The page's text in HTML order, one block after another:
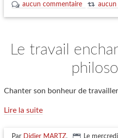
aucun commentaire
aucun
Chanter son bonheur de
Lire la suite
Par Didier MARTZ, Le